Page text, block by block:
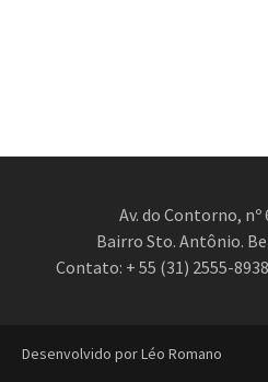
Av. do Contorno, nº
Bairro Sto. Antônio.
Contato: + 55 (31) 2555-
Desenvolvido por Léo Romano